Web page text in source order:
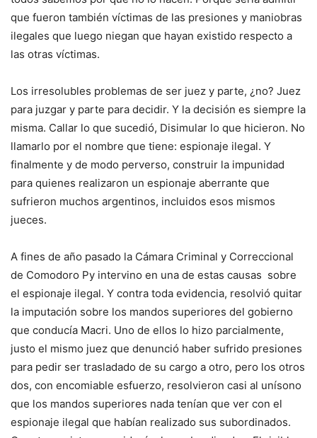
que fueron también víctimas de las presiones y maniobras
ilegales que luego niegan que hayan existido respecto a
las otras víctimas.
Los irresolubles problemas de ser juez y parte, ¿no? Juez
para juzgar y parte para decidir. Y la decisión es siempre la
misma. Callar lo que sucedió, Disimular lo que hicieron. No
llamarlo por el nombre que tiene: espionaje ilegal. Y
finalmente y de modo perverso, construir la impunidad
para quienes realizaron un espionaje aberrante que
sufrieron muchos argentinos, incluidos esos mismos
jueces.
A fines de año pasado la Cámara Criminal y Correccional
de Comodoro Py intervino en una de estas causas sobre
el espionaje ilegal. Y contra toda evidencia, resolvió quitar
la imputación sobre los mandos superiores del gobierno
que conducía Macri. Uno de ellos lo hizo parcialmente,
justo el mismo juez que denunció haber sufrido presiones
para pedir ser trasladado de su cargo a otro, pero los otros
dos, con encomiable esfuerzo, resolvieron casi al unísono
que los mandos superiores nada tenían que ver con el
espionaje ilegal que habían realizado sus subordinados.